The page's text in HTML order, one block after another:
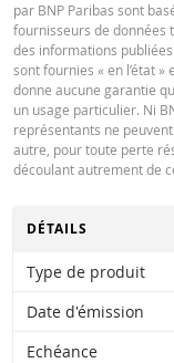
par BNP Paribas sont
fournisseurs de données
des informations
sont fournies « en l’état
donne aucune garantie
un usage particulier. Ni
représentants ne
autre, pour toute perte
découlant autrement de
CHANGER
DÉTAILS
Type de produit
Date d'émission
Echéance